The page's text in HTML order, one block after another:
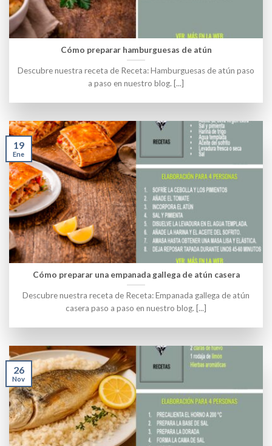
Cómo preparar hamburguesas de atún
Descubre nuestra receta de Receta: Hamburguesas de atún paso
a paso en nuestro blog. [...]
Cómo preparar una empanada gallega de atún casera
Descubre nuestra receta de Receta: Empanada gallega de atún
casera paso a paso en nuestro blog. [...]
19
Ene
26
Nov